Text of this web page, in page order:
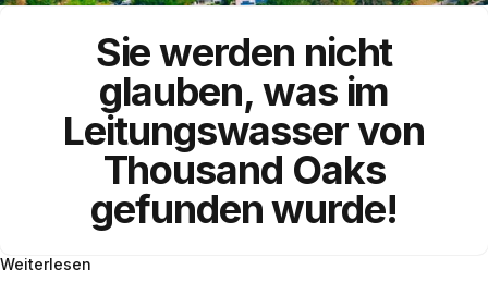
Sie werden nicht
glauben, was im
Leitungswasservon
Thousand Oaks
gefunden wurde!
Weiterlesen